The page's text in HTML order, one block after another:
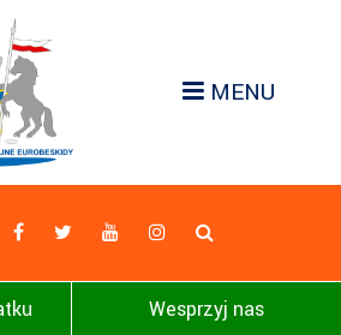
MENU
Wesprzyj nas